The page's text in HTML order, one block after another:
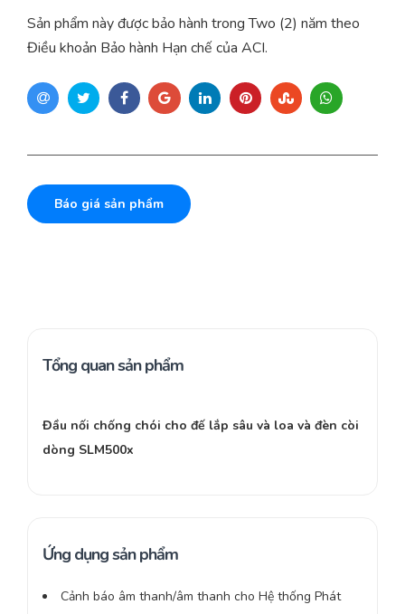
Sản phẩm này được bảo hành trong Two (2) năm theo
Điều khoản Bảo hành Hạn chế của ACI.
Báo giá sản phẩm
Tổng quan sản phẩm
Đầu nối chống chói cho đế lắp sâu và loa và đèn còi
dòng SLM500x
Ứng dụng sản phẩm
Cảnh báo âm thanh/âm thanh cho Hệ thống Phát